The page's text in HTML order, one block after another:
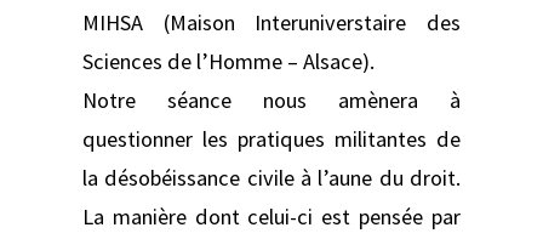
MIHSA (Maison Interuniverstaire des
Sciences de l’Homme – Alsace).
Notre séance nous amènera à
questionner les pratiques militantes de
la désobéissance civile à l’aune du droit.
La manière dont celui-ci est pensée par